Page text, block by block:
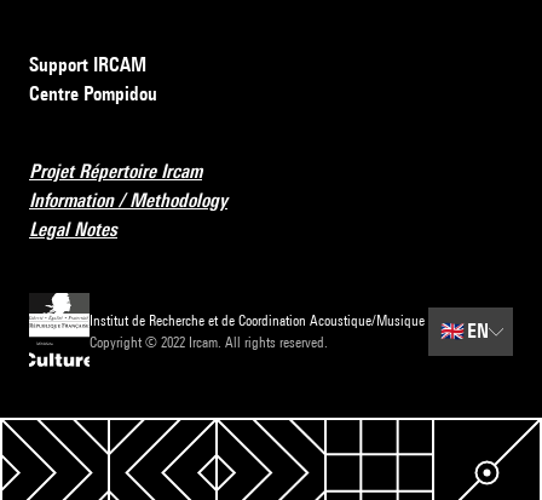
Support IRCAM
Centre Pompidou
Projet Répertoire Ircam
Information / Methodology
Legal Notes
Institut de Recherche et de Coordination Acoustique/Musique
Copyright © 2022 Ircam. All rights reserved.
🇬🇧EN